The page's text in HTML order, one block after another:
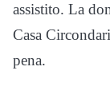
assistito. La
Casa
pena.